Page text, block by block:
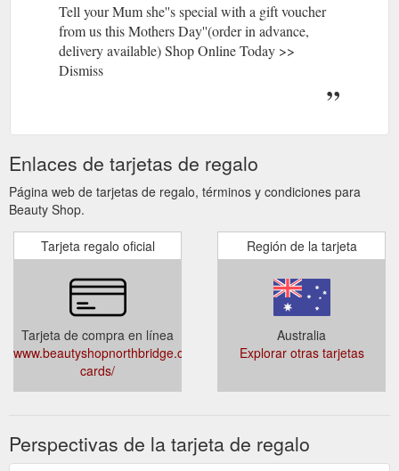
Tell your Mum she''s special with a gift voucher
from us this Mothers Day''(order in advance,
delivery available) Shop Online Today >>
Dismiss
Enlaces de tarjetas de regalo
Página web de tarjetas de regalo, términos y condiciones para
Beauty Shop.
Tarjeta regalo oficial
Tarjeta de compra en línea
www.beautyshopnorthbridge.com.au/home/gift-
cards/
Región de la tarjeta
Australia
Explorar otras tarjetas
Perspectivas de la tarjeta de regalo